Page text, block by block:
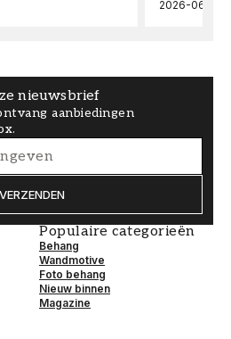
2026-06-08
nieuwsbrief
aanbiedingen
VERZENDEN
Populaire categorieën
Behang
Wandmotive
Foto behang
Nieuw binnen
Magazine